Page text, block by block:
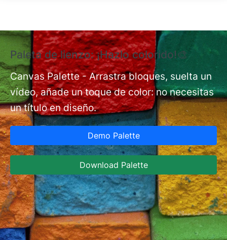
Paleta de lienzo: ¡Hazlo colorido!🎨
Canvas Palette - Arrastra bloques, suelta un
vídeo, añade un toque de color: no necesitas
un título en diseño.
Demo Palette
Download Palette